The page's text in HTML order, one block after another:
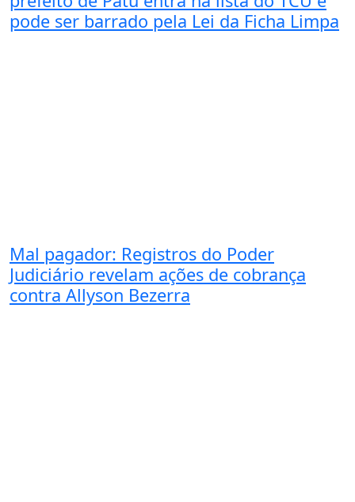
pode ser barrado pela Lei da Ficha Limpa
Mal pagador: Registros do Poder
Judiciário revelam ações de cobrança
contra Allyson Bezerra